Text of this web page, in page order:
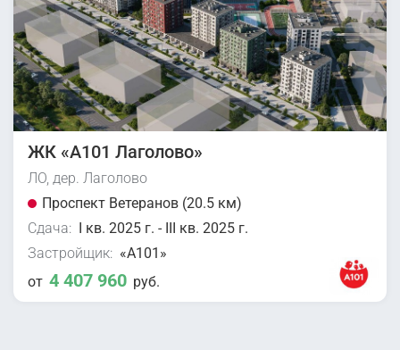
ЖК «А101 Лаголово»
ЛО, дер. Лаголово
Проспект Ветеранов (20.5 км)
Сдача: I кв. 2025 г. - III кв. 2025 г.
Застройщик: «А101»
от 4 407 960 руб.